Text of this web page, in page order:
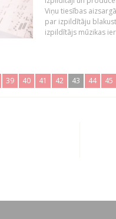
Viņu tiesības
par izpildītāju
izpildītājs mūzikas
39 40 41 42 43 44 45